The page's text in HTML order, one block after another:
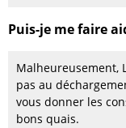
Puis-je me faire
Malheureusement,
pas au
vous donner les
bons quais.